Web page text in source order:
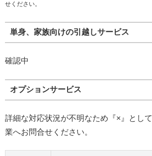
せください。
単身、家族向けの引越しサービス
確認中
オプションサービス
詳細な対応状況が不明なため『×』とし
業へお問合せください。